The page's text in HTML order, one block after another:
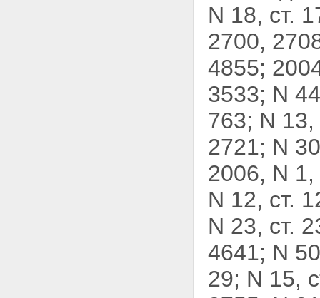
N 18, ст.
2700,
4855;
3533; N
763; N 13,
2721; N
2006, N 1,
N 12, ст.
N 23, ст.
4641; N
29; N 15,